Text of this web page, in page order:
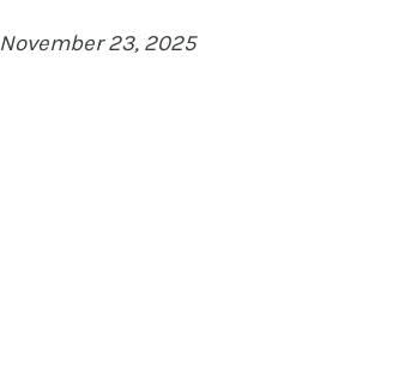
November 23, 2025